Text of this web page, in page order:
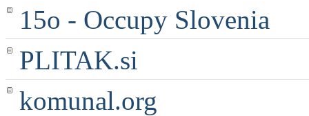
15o - Occupy Slovenia
PLITAK.si
komunal.org